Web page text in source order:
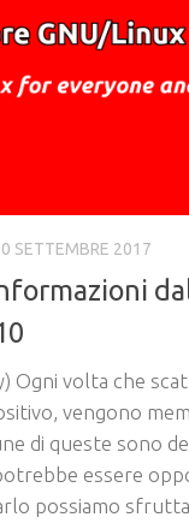
SETTEMBRE 2017
Ogni volta che
vengono
di queste sono
essere
possiamo